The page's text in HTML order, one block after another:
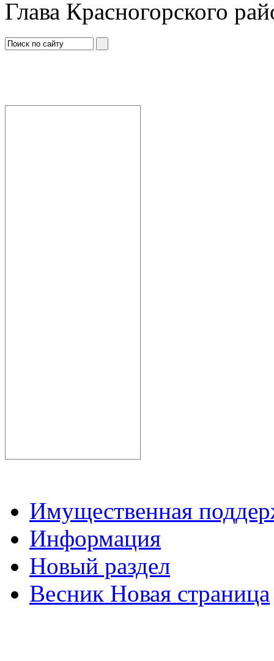
Глава Красногорского
Имущественная
Информация
Новый раздел
Весник Новая страница